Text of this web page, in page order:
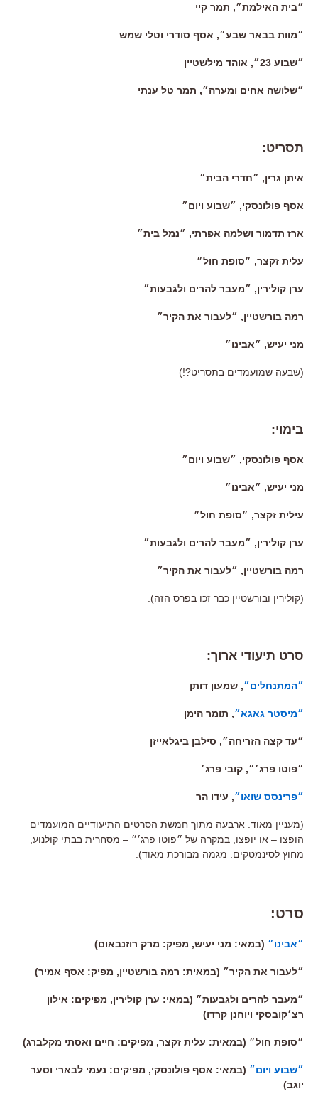
״בית האילמת״, תמר קיי
״מוות בבאר שבע״, אסף סודרי וטלי שמש
״שבוע 23״, אוהד מילשטיין
״שלושה אחים ומערה״, תמר טל ענתי
תסריט:
איתן גרין, ״חדרי הבית״
אסף פולונסקי, ״שבוע ויום״
ארז תדמור ושלמה אפרתי, ״נמל בית״
עלית זקצר, ״סופת חול״
ערן קולירין, ״מעבר להרים ולגבעות״
רמה בורשטיין, ״לעבור את הקיר״
מני יעיש, ״אבינו״
(שבעה שמועמדים בתסריט?!)
בימוי:
אסף פולונסקי, ״שבוע ויום״
מני יעיש, ״אבינו״
עילית זקצר, ״סופת חול״
ערן קולירין, ״מעבר להרים ולגבעות״
רמה בורשטיין, ״לעבור את הקיר״
(קולירין ובורשטיין כבר זכו בפרס הזה).
סרט תיעודי ארוך:
״המתנחלים״, שמעון דותן
״מיסטר גאגא״, תומר הימן
״עד קצה הזריחה״, סילבן ביגלאייזן
״פוטו פרג׳״, קובי פרג׳
״פרינסס שואו״, עידו הר
(מעניין מאוד. ארבעה מתוך חמשת הסרטים התיעודיים המועמדים
הופצו – או יופצו, במקרה של ״פוטו פרג׳״ – מסחרית בבתי קולנוע,
מחוץ לסינמטקים. מגמה מבורכת מאוד).
סרט:
״אבינו״ (במאי: מני יעיש, מפיק: מרק רוזנבאום)
״לעבור את הקיר״ (במאית: רמה בורשטיין, מפיק: אסף אמיר)
״מעבר להרים ולגבעות״ (במאי: ערן קולירין, מפיקים: אילון
רצ׳קובסקי ויוחנן קרדו)
״סופת חול״ (במאית: עלית זקצר, מפיקים: חיים ואסתי מקלברג)
״שבוע ויום״ (במאי: אסף פולונסקי, מפיקים: נעמי לבארי וסער
יוגב)